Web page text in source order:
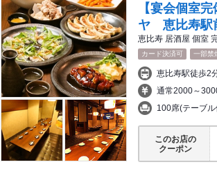
【宴会個室
ヤ 恵比寿駅
恵比寿 居酒屋 個室
カード決済可 一部禁
恵比寿駅徒歩2
通常2000～
100席(テーブ
このお店の
クーポン